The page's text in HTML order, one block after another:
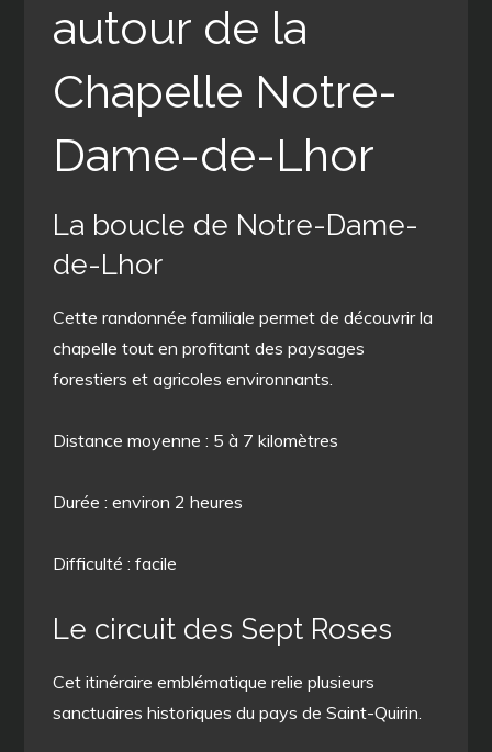
autour de la
Chapelle Notre-
Dame-de-Lhor
La boucle de Notre-Dame-
de-Lhor
Cette randonnée familiale permet de découvrir la
chapelle tout en profitant des paysages
forestiers et agricoles environnants.
Distance moyenne : 5 à 7 kilomètres
Durée : environ 2 heures
Difficulté : facile
Le circuit des Sept Roses
Cet itinéraire emblématique relie plusieurs
sanctuaires historiques du pays de Saint-Quirin.